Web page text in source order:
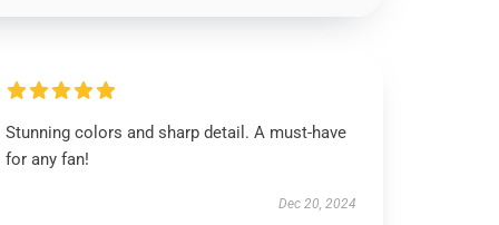
Stunning colors and sharp detail. A must-have
for any fan!
Dec 20, 2024